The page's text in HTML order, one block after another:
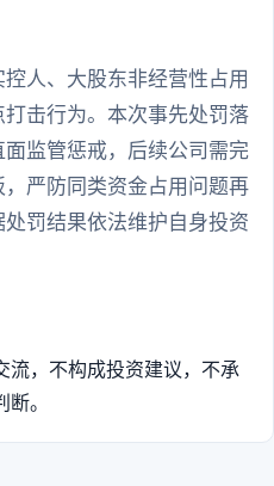
人、大股东非经营性占用
打击行为。本次事先处罚落
监管惩戒，后续公司需完
严防同类资金占用问题再
罚结果依法维护自身投资
流，不构成投资建议，不承
。